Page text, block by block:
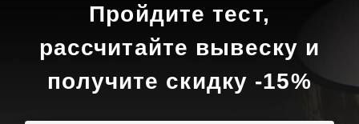
Пройдите тест,
рассчитайте вывеску и
получите скидку -15%